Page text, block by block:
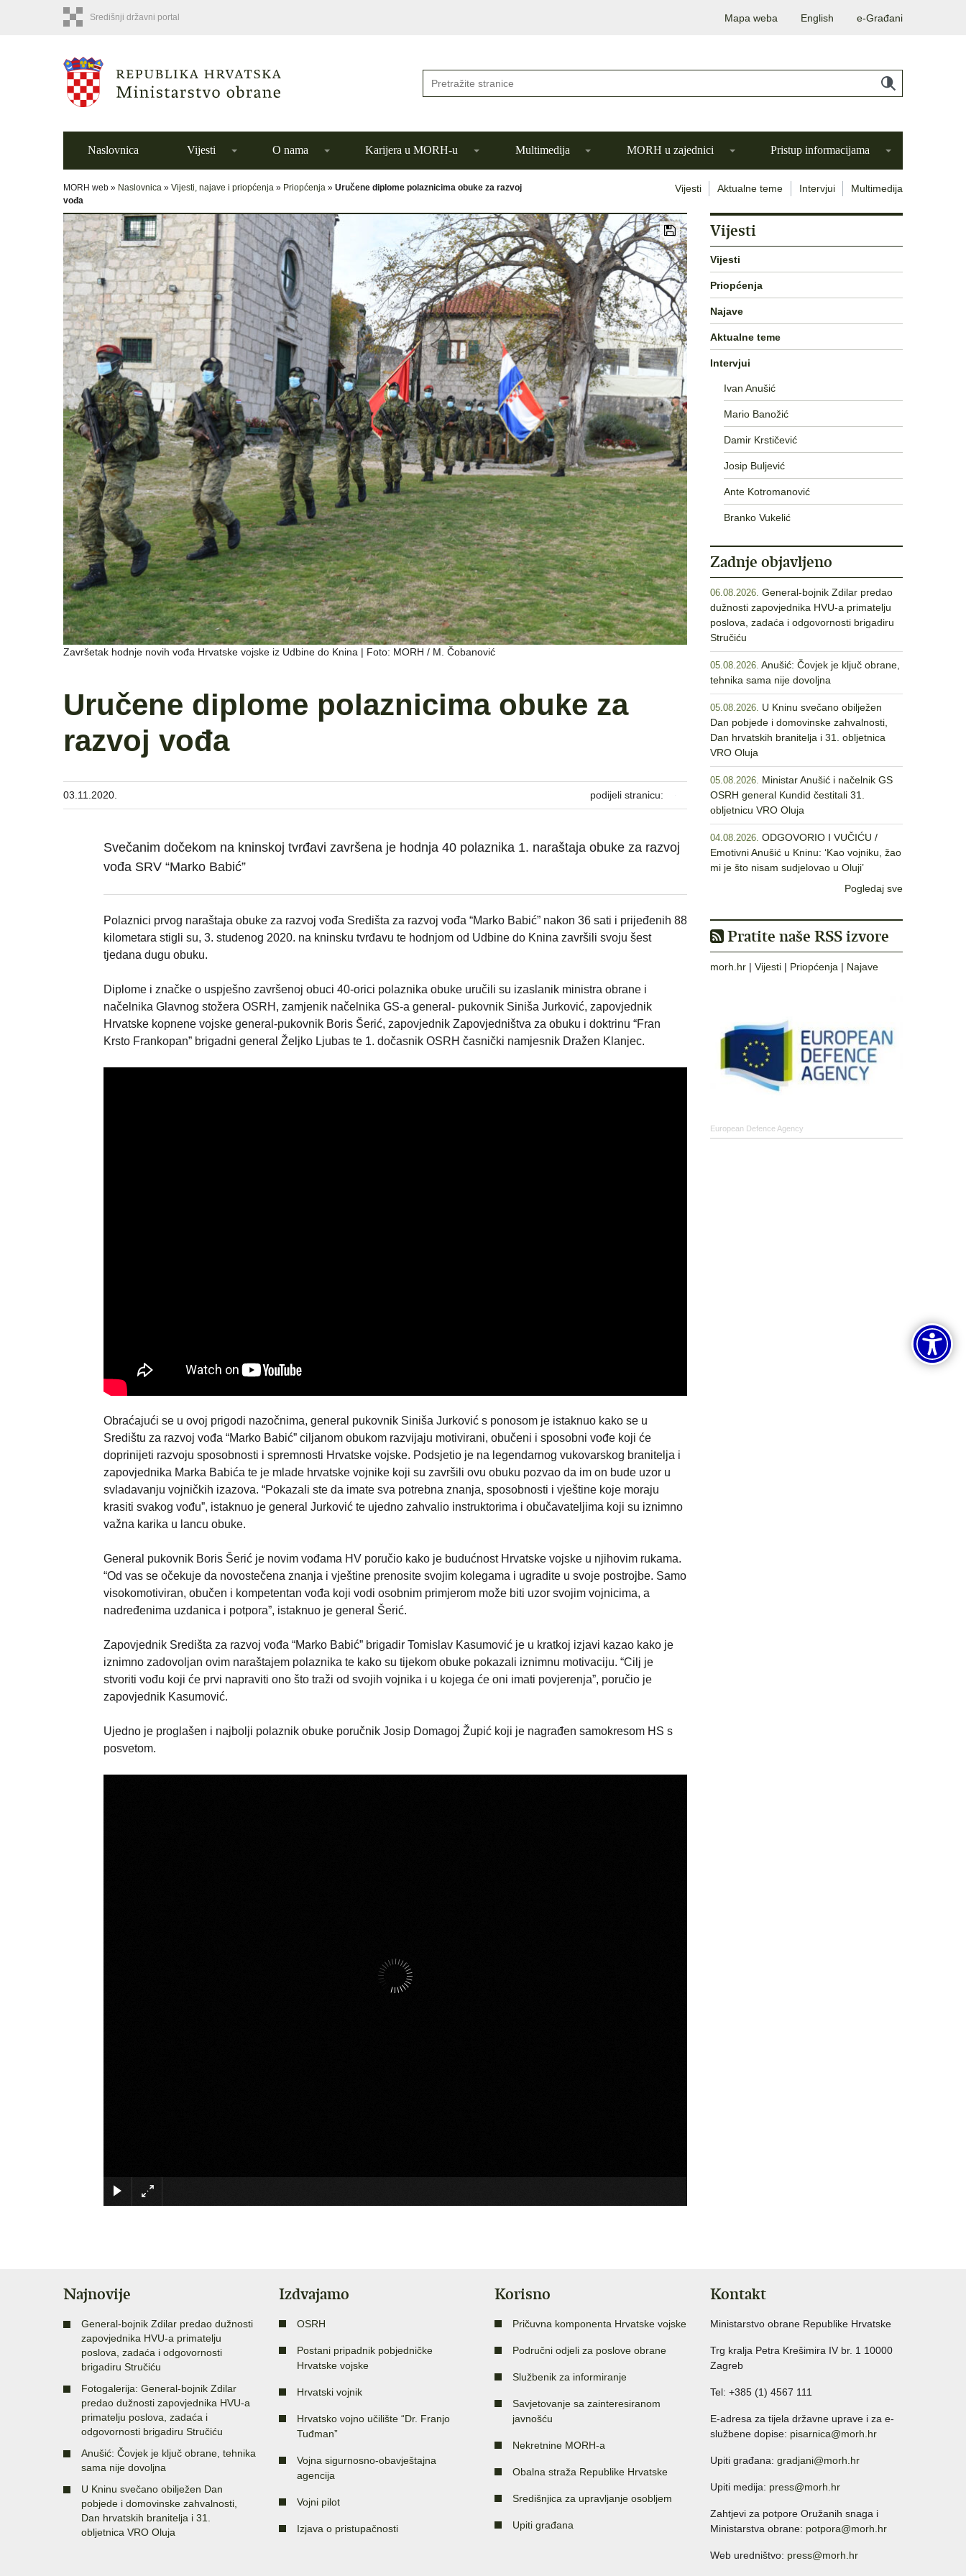
Središnji državni portal Mapa weba English e-Građani
Naslovnica Vijesti O nama Karijera u MORH-u Multimedija MORH u zajednici Pristup informacijama
MORH web » Naslovnica » Vijesti, najave i priopćenja » Priopćenja » Uručene diplome polaznicima obuke za razvoj
vođa
Vijesti Aktualne teme Intervjui Multimedija
Završetak hodnje novih vođa Hrvatske vojske iz Udbine do Knina | Foto: MORH / M. Čobanović
Uručene diplome polaznicima obuke za
razvoj vođa
03.11.2020. podijeli stranicu:
Svečanim dočekom na kninskoj tvrđavi završena je hodnja 40 polaznika 1. naraštaja obuke za razvoj
vođa SRV “Marko Babić”
Polaznici prvog naraštaja obuke za razvoj vođa Središta za razvoj vođa “Marko Babić” nakon 36 sati i prijeđenih 88
kilometara stigli su, 3. studenog 2020. na kninsku tvrđavu te hodnjom od Udbine do Knina završili svoju šest
tjedana dugu obuku.
Diplome i značke o uspješno završenoj obuci 40-orici polaznika obuke uručili su izaslanik ministra obrane i
načelnika Glavnog stožera OSRH, zamjenik načelnika GS-a general- pukovnik Siniša Jurković, zapovjednik
Hrvatske kopnene vojske general-pukovnik Boris Šerić, zapovjednik Zapovjedništva za obuku i doktrinu “Fran
Krsto Frankopan” brigadni general Željko Ljubas te 1. dočasnik OSRH časnički namjesnik Dražen Klanjec.
Obraćajući se u ovoj prigodi nazočnima, general pukovnik Siniša Jurković s ponosom je istaknuo kako se u
Središtu za razvoj vođa “Marko Babić” ciljanom obukom razvijaju motivirani, obučeni i sposobni vođe koji će
doprinijeti razvoju sposobnosti i spremnosti Hrvatske vojske. Podsjetio je na legendarnog vukovarskog branitelja i
zapovjednika Marka Babića te je mlade hrvatske vojnike koji su završili ovu obuku pozvao da im on bude uzor u
svladavanju vojničkih izazova. “Pokazali ste da imate sva potrebna znanja, sposobnosti i vještine koje moraju
krasiti svakog vođu”, istaknuo je general Jurković te ujedno zahvalio instruktorima i obučavateljima koji su iznimno
važna karika u lancu obuke.
General pukovnik Boris Šerić je novim vođama HV poručio kako je budućnost Hrvatske vojske u njihovim rukama.
“Od vas se očekuje da novostečena znanja i vještine prenosite svojim kolegama i ugradite u svoje postrojbe. Samo
visokomotiviran, obučen i kompetentan vođa koji vodi osobnim primjerom može biti uzor svojim vojnicima, a
nadređenima uzdanica i potpora”, istaknuo je general Šerić.
Zapovjednik Središta za razvoj vođa “Marko Babić” brigadir Tomislav Kasumović je u kratkoj izjavi kazao kako je
iznimno zadovoljan ovim naraštajem polaznika te kako su tijekom obuke pokazali iznimnu motivaciju. “Cilj je
stvoriti vođu koji će prvi napraviti ono što traži od svojih vojnika i u kojega će oni imati povjerenja”, poručio je
zapovjednik Kasumović.
Ujedno je proglašen i najbolji polaznik obuke poručnik Josip Domagoj Župić koji je nagrađen samokresom HS s
posvetom.
Vijesti
Vijesti
Priopćenja
Najave
Aktualne teme
Intervjui
Ivan Anušić
Mario Banožić
Damir Krstičević
Josip Buljević
Ante Kotromanović
Branko Vukelić
Zadnje objavljeno
06.08.2026. General-bojnik Zdilar predao
dužnosti zapovjednika HVU-a primatelju
poslova, zadaća i odgovornosti brigadiru
Stručiću
05.08.2026. Anušić: Čovjek je ključ obrane,
tehnika sama nije dovoljna
05.08.2026. U Kninu svečano obilježen
Dan pobjede i domovinske zahvalnosti,
Dan hrvatskih branitelja i 31. obljetnica
VRO Oluja
05.08.2026. Ministar Anušić i načelnik GS
OSRH general Kundid čestitali 31.
obljetnicu VRO Oluja
04.08.2026. ODGOVORIO I VUČIĆU /
Emotivni Anušić u Kninu: ‘Kao vojniku, žao
mi je što nisam sudjelovao u Oluji’
Pogledaj sve
Pratite naše RSS izvore
morh.hr | Vijesti | Priopćenja | Najave
European Defence Agency
Najnovije
General-bojnik Zdilar predao dužnosti
zapovjednika HVU-a primatelju
poslova, zadaća i odgovornosti
brigadiru Stručiću
Fotogalerija: General-bojnik Zdilar
predao dužnosti zapovjednika HVU-a
primatelju poslova, zadaća i
odgovornosti brigadiru Stručiću
Anušić: Čovjek je ključ obrane, tehnika
sama nije dovoljna
U Kninu svečano obilježen Dan
pobjede i domovinske zahvalnosti,
Dan hrvatskih branitelja i 31.
obljetnica VRO Oluja
Izdvajamo
OSRH
Postani pripadnik pobjedničke
Hrvatske vojske
Hrvatski vojnik
Hrvatsko vojno učilište “Dr. Franjo
Tuđman”
Vojna sigurnosno-obavještajna
agencija
Vojni pilot
Izjava o pristupačnosti
Korisno
Pričuvna komponenta Hrvatske vojske
Područni odjeli za poslove obrane
Službenik za informiranje
Savjetovanje sa zainteresiranom
javnošću
Nekretnine MORH-a
Obalna straža Republike Hrvatske
Središnjica za upravljanje osobljem
Upiti građana
Kontakt
Ministarstvo obrane Republike Hrvatske
Trg kralja Petra Krešimira IV br. 1 10000
Zagreb
Tel: +385 (1) 4567 111
E-adresa za tijela državne uprave i za e-
službene dopise: pisarnica@morh.hr
Upiti građana: gradjani@morh.hr
Upiti medija: press@morh.hr
Zahtjevi za potpore Oružanih snaga i
Ministarstva obrane: potpora@morh.hr
Web uredništvo: press@morh.hr